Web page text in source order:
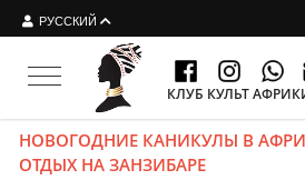
РУССКИЙ
Toggle
navigation
КЛУБ КУЛЬТ
НОВОГОДНИЕ КАНИКУЛЫ В
ОТДЫХ НА ЗАНЗИБАРЕ